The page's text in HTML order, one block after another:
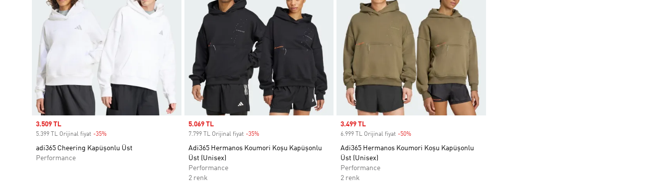
Sale price
3.509 TL
5.399 TL Orijinal fiyat -35%
adi365 Cheering Kapüşonlu Üst
Performance
Sale price
5.069 TL
7.799 TL Orijinal fiyat -35%Discount
Adi365 Hermanos Koumori Koşu Kapüşonlu
Üst (Unisex)
Performance
2 renk
Sale price
3.499 TL
6.999 TL Orijinal fiyat -50%
Adi365 Hermanos Koumori Koşu Kapüşonlu
Üst (Unisex)
Performance
2 renk